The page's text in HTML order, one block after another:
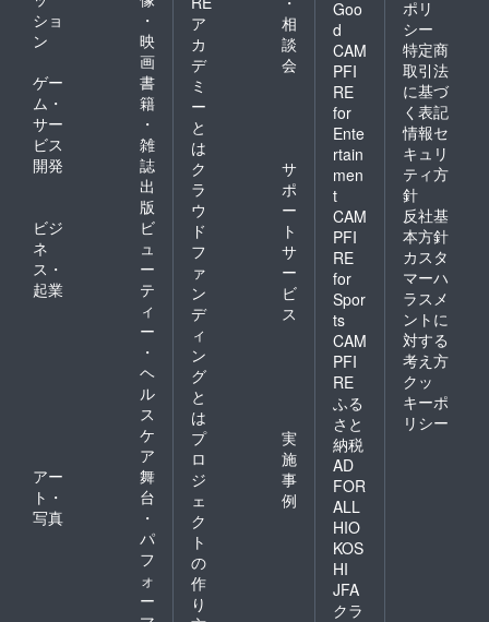
ショ
ン
・
映
画
ゲー
ム・
サー
ビス
開発
書
籍
・
雑
誌
出
版
ビジ
ネ
ス・
起業
ビ
ュ
ー
テ
ィ
ー
・
ヘ
ル
ス
ケ
ア
アー
ト・
写真
舞
台
・
パ
フ
ォ
ー
ア
カ
デ
ミ
ー
と
は
相
談
会
ク
ラ
ウ
ド
フ
ァ
ン
デ
ィ
ン
グ
と
は
サ
ポ
ー
ト
サ
ー
ビ
ス
プ
ロ
ジ
ェ
ク
ト
の
作
り
実
施
事
例
Goo
d
CAM
PFI
RE
for
Ente
rtain
men
t
CAM
PFI
RE
for
Spor
ts
CAM
PFI
RE
ふる
さと
納税
AD
FOR
ALL
HIO
KOS
HI
JFA
クラ
ポリ
シー
特定商
取引法
に基づ
く表記
情報セ
キュリ
ティ方
針
反社基
本方針
カスタ
マーハ
ラスメ
ントに
対する
考え方
クッ
キーポ
リシー